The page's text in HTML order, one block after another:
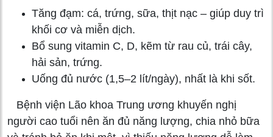
Tăng đạm: cá, trứng, sữa, thịt nạc – giúp duy trì
khối cơ và miễn dịch.
Bổ sung vitamin C, D, kẽm từ rau củ, trái cây,
hải sản, trứng.
Uống đủ nước (1,5–2 lít/ngày), nhất là khi sốt.
Bệnh viện Lão khoa Trung ương khuyến nghị
người cao tuổi nên ăn đủ năng lượng, chia nhỏ bữa